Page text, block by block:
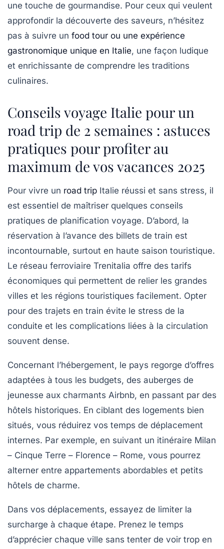
une touche de gourmandise. Pour ceux qui veulent
approfondir la découverte des saveurs, n’hésitez
pas à suivre un food tour ou une expérience
gastronomique unique en Italie, une façon ludique
et enrichissante de comprendre les traditions
culinaires.
Conseils voyage Italie pour un
road trip de 2 semaines : astuces
pratiques pour profiter au
maximum de vos vacances 2025
Pour vivre un road trip Italie réussi et sans stress, il
est essentiel de maîtriser quelques conseils
pratiques de planification voyage. D’abord, la
réservation à l’avance des billets de train est
incontournable, surtout en haute saison touristique.
Le réseau ferroviaire Trenitalia offre des tarifs
économiques qui permettent de relier les grandes
villes et les régions touristiques facilement. Opter
pour des trajets en train évite le stress de la
conduite et les complications liées à la circulation
souvent dense.
Concernant l’hébergement, le pays regorge d’offres
adaptées à tous les budgets, des auberges de
jeunesse aux charmants Airbnb, en passant par des
hôtels historiques. En ciblant des logements bien
situés, vous réduirez vos temps de déplacement
internes. Par exemple, en suivant un itinéraire Milan
– Cinque Terre – Florence – Rome, vous pourrez
alterner entre appartements abordables et petits
hôtels de charme.
Dans vos déplacements, essayez de limiter la
surcharge à chaque étape. Prenez le temps
d’apprécier chaque ville sans tenter de voir trop en